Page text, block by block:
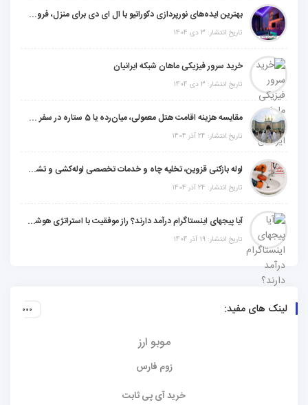
بهترین ایده‌های نورپردازی دکوراتیو با ال ای دی برای منزل، فروشگاه و دفتر کار
تاریخ انتشار: 3 دی 1404
خرید سرور فیزیکی ماهان شبکه ایرانیان
تاریخ انتشار: 3 دی 1404
مقایسه هزینه اقامت هتل معمولی، میان‌رده یا 5 ستاره در سفر زیارتی عراق
تاریخ انتشار: 24 آذر 1404
لوله بازکنی قزوین، تخلیه چاه و خدمات تخصصی لوله‌کشی و تشخیص ترکیدگی
تاریخ انتشار: 24 آذر 1404
آیا پیجهای اینستاگرام درآمد دارند؟ راز موفقیت با استراتژی هوشمندانه
تاریخ انتشار: 19 آذر 1404
لینک های مفید:
موبو ارز
زوم فارس
خرید آی پی ثابت